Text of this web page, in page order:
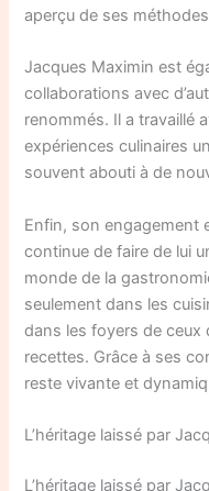
aperçu de ses
Jacques Maximin est
collaborations avec
renommés. Il a travaillé
expériences culinaires
souvent abouti à de
Enfin, son engagement
continue de faire de lui
monde de la
seulement dans les
dans les foyers de ceux
recettes. Grâce à ses
reste vivante et
L’héritage laissé par
L’héritage laissé par